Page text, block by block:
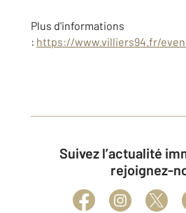
Plus d'informations
: https://www.villiers94.fr/
Suivez l’actualité immobilière et
rejoignez-